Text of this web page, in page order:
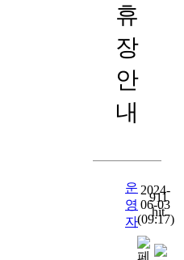
휴
장
안
내
운
영
자
2024-
06-03
(09:17)
911
hit